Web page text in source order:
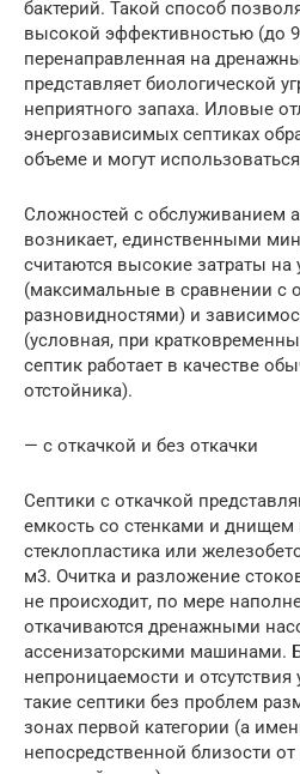
бактерий. Такой способ
высокой эффективностью (до
перенаправленная на
представляет биологической
неприятного запаха. Иловые
энергозависимых септиках
объеме и могут
Сложностей с обслуживанием
возникает, единственными
считаются высокие затраты на
(максимальные в сравнении с
разновидностями) и
(условная, при
септик работает в качестве
отстойника).
— с откачкой и без откачки
Септики с откачкой
емкость со стенками и днищем
стеклопластика или
м3. Очитка и разложение
не происходит, по мере
откачиваются дренажными
ассенизаторскими машинами.
непроницаемости и отсутствия
такие септики без проблем
зонах первой категории (а
непосредственной близости